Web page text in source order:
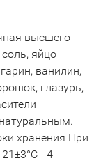
высшего
соль, яйцо
ванилин,
глазурь,
хранения При
- 4